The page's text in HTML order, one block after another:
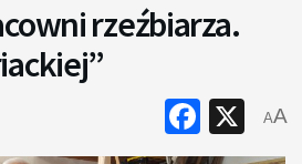
rzeźbiarza.
X
AA